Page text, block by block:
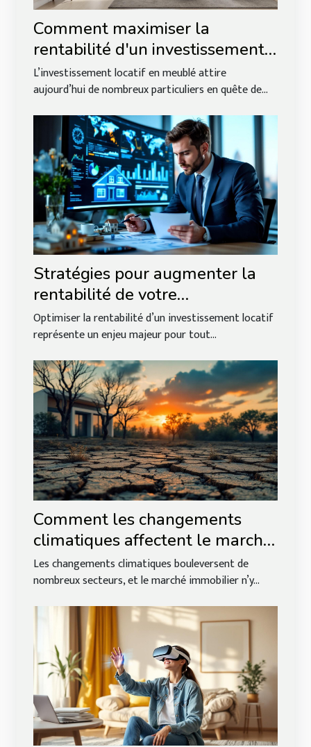
Comment maximiser la
rentabilité d'un investissement
locatif en meublé?
L’investissement locatif en meublé attire
aujourd’hui de nombreux particuliers en quête de...
Stratégies pour augmenter la
rentabilité de votre
investissement locatif
Optimiser la rentabilité d’un investissement locatif
représente un enjeu majeur pour tout...
Comment les changements
climatiques affectent le marché
immobilier ?
Les changements climatiques bouleversent de
nombreux secteurs, et le marché immobilier n’y...